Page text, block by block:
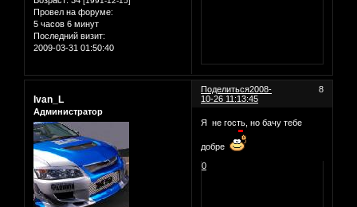
Провел на форуме:
5 часов 6 минут
Последний визит:
2009-03-31 01:50:40
Поделиться 8
2008-
10-26 11:13:45
Ivan_L
Администратор
Я не гость, но бачу тебе
добре
0